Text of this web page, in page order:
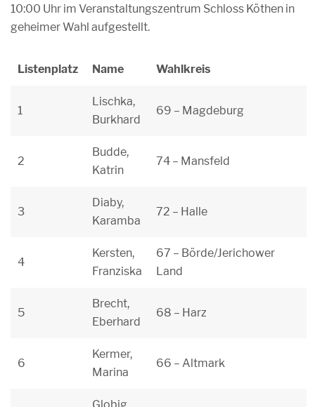
10:00 Uhr im Veranstaltungszentrum Schloss Köthen in
geheimer Wahl aufgestellt.
Listenplatz Name Wahlkreis
1
Lischka,
Burkhard
69 – Magdeburg
2
Budde,
Katrin
74 – Mansfeld
3
Diaby,
Karamba
72 – Halle
4
Kersten,
Franziska
67 – Börde/Jerichower
Land
5
Brecht,
Eberhard
68 – Harz
6
Kermer,
Marina
66 – Altmark